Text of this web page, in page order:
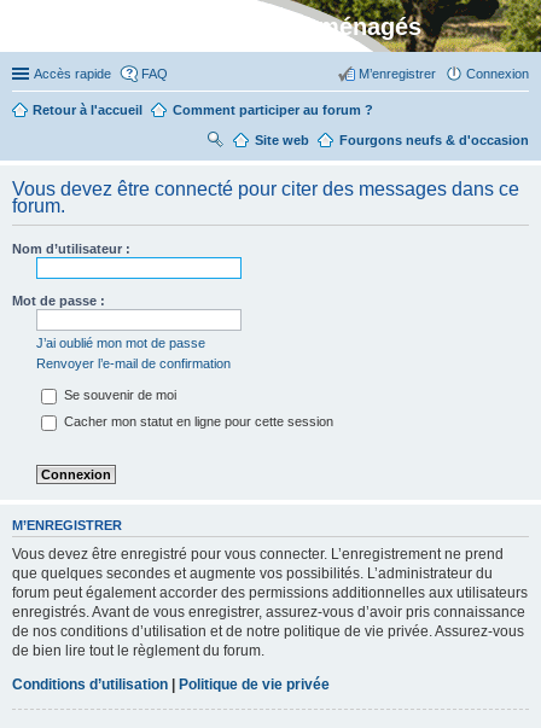
Stylevan - Vans aménagés
Accès rapide FAQ Connexion
M’enregistrer
Retour à l'accueil Comment participer au forum ?
Fourgons neufs & d'occasion
Site web
R
her
ch
er
Vous devez être connecté pour citer des messages dans ce
forum.
Nom d’utilisateur :
Mot de passe :
J’ai oublié mon mot de passe
Renvoyer l’e-mail de confirmation
Se souvenir de moi
Cacher mon statut en ligne pour cette session
M’ENREGISTRER
Vous devez être enregistré pour vous connecter. L’enregistrement ne prend
que quelques secondes et augmente vos possibilités. L’administrateur du
forum peut également accorder des permissions additionnelles aux utilisateurs
enregistrés. Avant de vous enregistrer, assurez-vous d’avoir pris connaissance
de nos conditions d’utilisation et de notre politique de vie privée. Assurez-vous
de bien lire tout le règlement du forum.
Conditions d’utilisation | Politique de vie privée